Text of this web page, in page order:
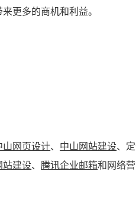
更多的商机和利益。
山网页设计、 中山网站建设、
站建设、 腾讯企业邮箱和网络